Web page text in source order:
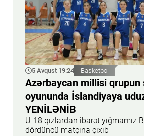
5 Avqust 19:24 Basketbol
Azərbaycan millisi qrupun
oyununda İslandiyaya
YENİLƏNİB
U-18 qızlardan ibarət yığmamız
dördüncü matçına çıxıb